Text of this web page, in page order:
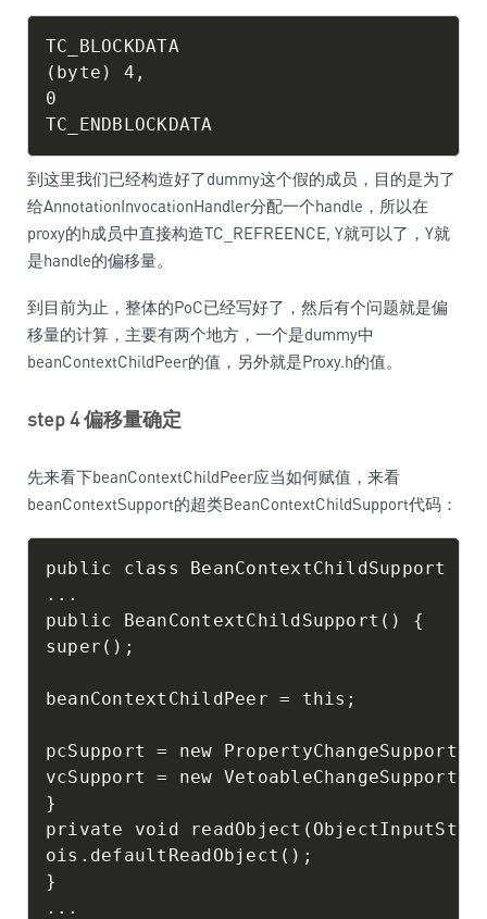
TC_BLOCKDATA
(byte) 4,
0
到这里我们已经构造好了dummy这个假的成员，目的是为了
给AnnotationInvocationHandler分配一个handle，所以在
proxy的h成员中直接构造TC_REFREENCE, Y就可以了，Y就
是handle的偏移量。
到目前为止，整体的PoC已经写好了，然后有个问题就是偏
移量的计算，主要有两个地方，一个是dummy中
beanContextChildPeer的值，另外就是Proxy.h的值。
step 4 偏移量确定
先来看下beanContextChildPeer应当如何赋值，来看
beanContextSupport的超类BeanContextChildSupport代码：
public class BeanContextChildSupport
...
public BeanContextChildSupport() {
super();
beanContextChildPeer = this;
pcSupport = new
vcSupport = new
}
private void
ois.defaultReadObject();
}
...